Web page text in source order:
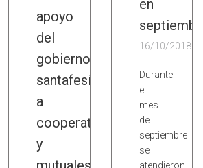
apoyo
del
gobierno
santafesino
a
cooperativas
y
en
16/10/2018
Durante
el
mes
de
septiembre
se
atendieron